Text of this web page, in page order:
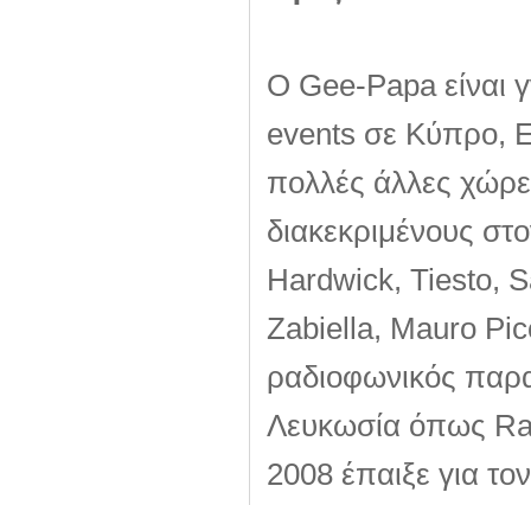
Ο Gee-Papa είναι
events σε Κύπρο,
πολλές άλλες
διακεκριμένους
Hardwick, Tiesto,
Zabiella, Mauro
ραδιοφωνικός
Λευκωσία όπως
2008 έπαιξε για